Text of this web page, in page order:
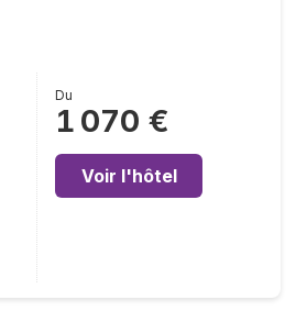
Du
1 070 €
Voir l'hôtel